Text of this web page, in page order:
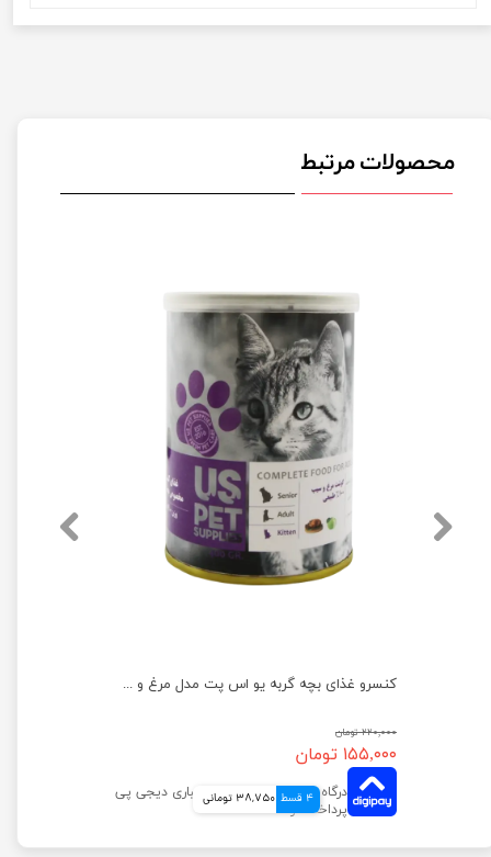
محصولات مرتبط
کنسرو غذای بچه گربه یو اس پت مدل مرغ و سیب وزن 400 گرم
۲۲۰,۰۰۰ تومان
۱۵۵,۰۰۰ تومان
4 قسط 38,750 تومانی